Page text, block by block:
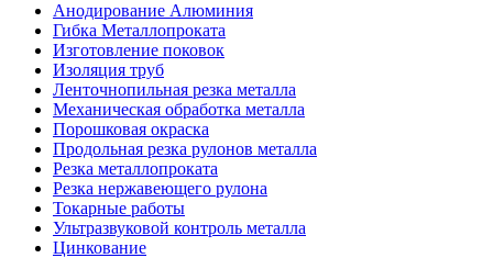
Анодирование Алюминия
Гибка Металлопроката
Изготовление поковок
Изоляция труб
Ленточнопильная резка металла
Механическая обработка металла
Порошковая окраска
Продольная резка рулонов металла
Резка металлопроката
Резка нержавеющего рулона
Токарные работы
Ультразвуковой контроль металла
Цинкование